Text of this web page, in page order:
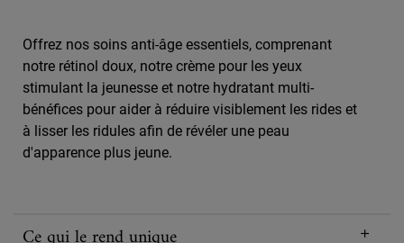
Offrez nos soins anti-âge essentiels, comprenant
notre rétinol doux, notre crème pour les yeux
stimulant la jeunesse et notre hydratant multi-
bénéfices pour aider à réduire visiblement les rides et
à lisser les ridules afin de révéler une peau
d'apparence plus jeune.